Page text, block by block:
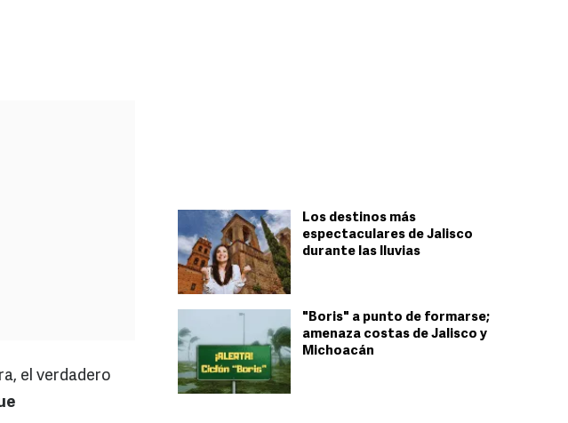
Los destinos más
espectaculares de Jalisco
durante las lluvias
"Boris" a punto de formarse;
amenaza costas de Jalisco y
Michoacán
el verdadero